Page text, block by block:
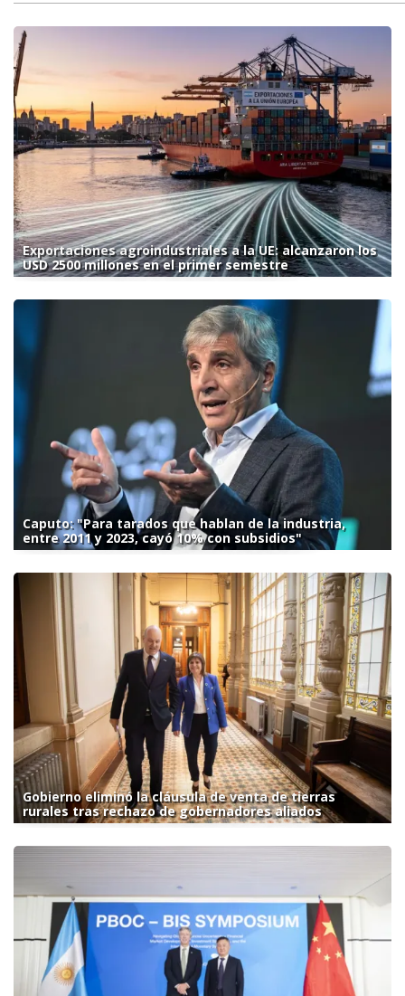
Exportaciones agroindustriales a la UE: alcanzaron los
USD 2500 millones en el primer semestre
Caputo: "Para tarados que hablan de la industria,
entre 2011 y 2023, cayó 10% con subsidios"
Gobierno eliminó la cláusula de venta de tierras
rurales tras rechazo de gobernadores aliados